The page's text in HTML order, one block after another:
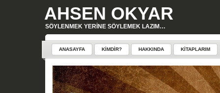
AHSEN OKYAR
SÖYLENMEK YERINE SÖYLEMEK LAZIM…
ANASAYFA KIMDIR? HAKKINDA KITAPLARIM